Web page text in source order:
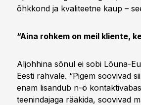
õhkkond ja kvaliteetne kaup –
“Aina rohkem on meil kliente,
Aljohhina sõnul ei sobi Lõuna-
Eesti rahvale. “Pigem soovivad
enam lisandub n-ö
teenindajaga rääkida, soovivad